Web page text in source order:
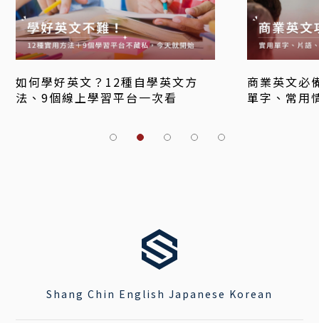
如何學好英文？12種自學英文方
法、9個線上學習平台一次看
商業英文必
單字、常用
Shang Chin English Japanese Korean